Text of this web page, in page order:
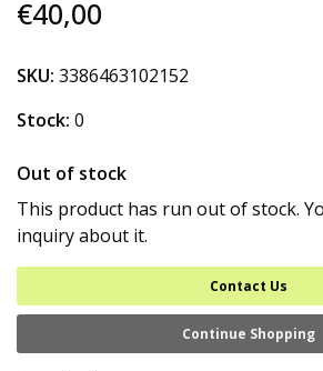
€40,00
SKU: 3386463102152
Stock: 0
Out of stock
This product has run out of stock.
inquiry about it.
Contact Us
Continue Shopping